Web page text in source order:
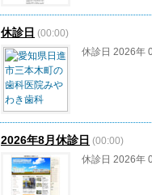
休診日 (00:00)
休診日 2026
2026年8月休診日 (00:00)
休診日 2026